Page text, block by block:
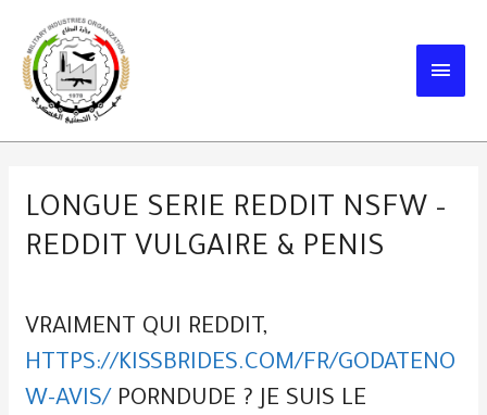
content
MAIN
LONGUE SERIE REDDIT NSFW –
REDDIT VULGAIRE & PENIS
VRAIMENT QUI REDDIT,
HTTPS://KISSBRIDES.COM/FR/GODATENO
W-AVIS/ PORNDUDE ? JE SUIS LE